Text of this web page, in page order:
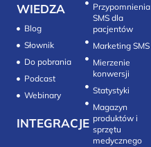
WIEDZA
Blog
Słownik
Do pobrania
Podcast
Webinary
INTEGRACJE
Przypomnienia
SMS dla
pacjentów
Marketing SMS
Mierzenie
konwersji‎
Statystyki
Magazyn
produktów i
sprzętu
medycznego